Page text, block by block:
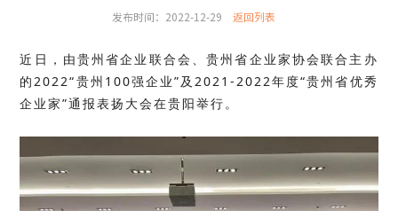
发布时间：2022-12-29 返回列表
近日，由贵州省企业联合会、贵州省企业家协会联合主办
的2022“贵州100强企业”及2021-2022年度“贵州省优秀
企业家”通报表扬大会在贵阳举行。